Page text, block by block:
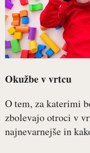
Okužbe v vrtcu
O tem, za katerimi
zbolevajo otroci v
najnevarnejše in